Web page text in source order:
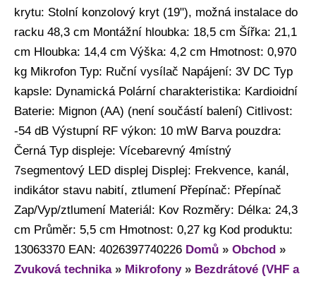
krytu: Stolní konzolový kryt (19"), možná instalace do
racku 48,3 cm Montážní hloubka: 18,5 cm Šířka: 21,1
cm Hloubka: 14,4 cm Výška: 4,2 cm Hmotnost: 0,970
kg Mikrofon Typ: Ruční vysílač Napájení: 3V DC Typ
kapsle: Dynamická Polární charakteristika: Kardioidní
Baterie: Mignon (AA) (není součástí balení) Citlivost:
-54 dB Výstupní RF výkon: 10 mW Barva pouzdra:
Černá Typ displeje: Vícebarevný 4místný
7segmentový LED displej Displej: Frekvence, kanál,
indikátor stavu nabití, ztlumení Přepínač: Přepínač
Zap/Vyp/ztlumení Materiál: Kov Rozměry: Délka: 24,3
cm Průměr: 5,5 cm Hmotnost: 0,27 kg Kod produktu:
13063370 EAN: 4026397740226 Domů » Obchod »
Zvuková technika» Mikrofony» Bezdrátové (VHF a